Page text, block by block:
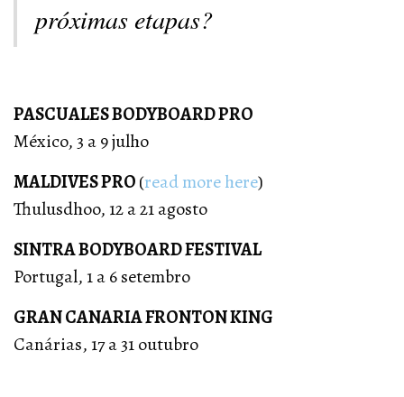
próximas etapas?
PASCUALES BODYBOARD PRO
México, 3 a 9 julho
MALDIVES PRO(read more here)
Thulusdhoo, 12 a 21 agosto
SINTRA BODYBOARD FESTIVAL
Portugal, 1 a 6 setembro
GRAN CANARIA FRONTON KING
Canárias, 17 a 31 outubro